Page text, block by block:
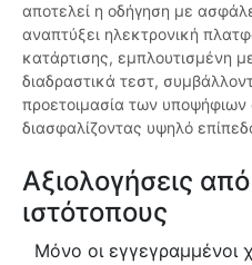
αποτελεί η οδήγηση με
αναπτύξει ηλεκτρονική
κατάρτισης, εμπλουτισμένη
διαδραστικά τεστ,
προετοιμασία των υποψήφιων
διασφαλίζοντας υψηλό
Αξιολογήσεις
ιστότοπους
Μόνο οι εγγεγραμμένοι